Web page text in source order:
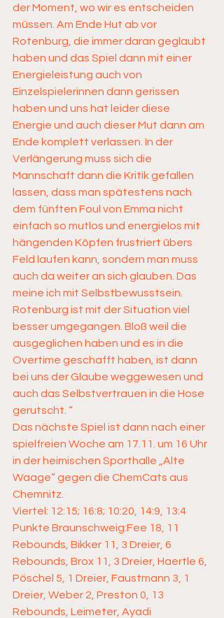
der Moment, wo wir es entscheiden
müssen. Am Ende Hut ab vor
Rotenburg, die immer daran geglaubt
haben und das Spiel dann mit einer
Energieleistung auch von
Einzelspielerinnen dann gerissen
haben und uns hat leider diese
Energie und auch dieser Mut dann am
Ende komplett verlassen. In der
Verlängerung muss sich die
Mannschaft dann die Kritik gefallen
lassen, dass man spätestens nach
dem fünften Foul von Emma nicht
einfach so mutlos und energielos mit
hängenden Köpfen frustriert übers
Feld laufen kann, sondern man muss
auch da weiter an sich glauben. Das
meine ich mit Selbstbewusstsein.
Rotenburg ist mit der Situation viel
besser umgegangen. Bloß weil die
ausgeglichen haben und es in die
Overtime geschafft haben, ist dann
bei uns der Glaube weggewesen und
auch das Selbstvertrauen in die Hose
gerutscht. “
Das nächste Spiel ist dann nach einer
spielfreien Woche am 17.11. um 16 Uhr
in der heimischen Sporthalle „Alte
Waage“ gegen die ChemCats aus
Chemnitz.
Viertel: 12:15; 16:8; 10:20, 14:9, 13:4
Punkte Braunschweig:Fee 18, 11
Rebounds, Bikker 11, 3 Dreier, 6
Rebounds, Brox 11, 3 Dreier, Haertle 6,
Pöschel 5, 1 Dreier, Faustmann 3, 1
Dreier, Weber 2, Preston 0, 13
Rebounds, Leimeter, Ayadi